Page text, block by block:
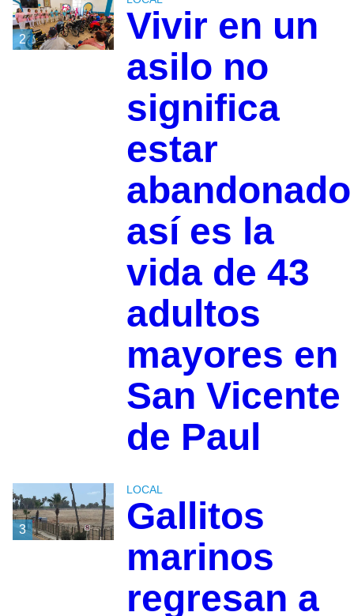
2
Vivir en un
asilo no
significa
estar
así es la
vida de 43
adultos
mayores en
San Vicente
de Paul
3
LOCAL
Gallitos
marinos
regresan a